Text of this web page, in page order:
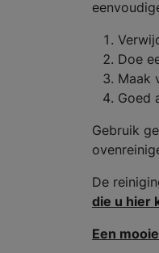
Doe
Maak
Goed
Gebruik
De
die u hier
Een